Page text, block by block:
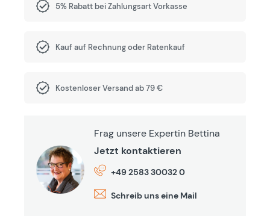
5% Rabatt bei Zahlungsart Vorkasse
Kauf auf Rechnung oder Ratenkauf
Kostenloser Versand ab 79 €
Frag unsere Expertin Bettina
Jetzt kontaktieren
+49 2583 30032 0
Schreib uns eine Mail